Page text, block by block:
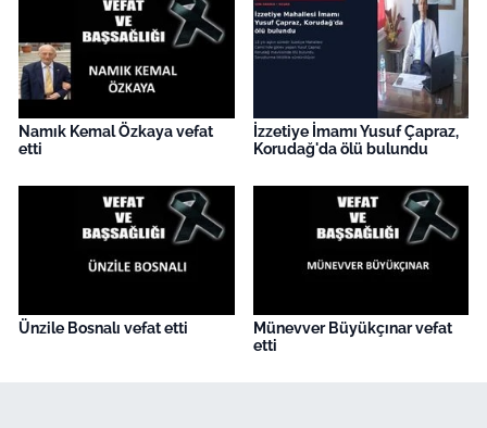
Namık Kemal Özkaya vefat
etti
İzzetiye İmamı Yusuf Çapraz,
Korudağ'da ölü bulundu
Ünzile Bosnalı vefat etti
Münevver Büyükçınar vefat
etti
Genel-A
Gündem-Eğitim